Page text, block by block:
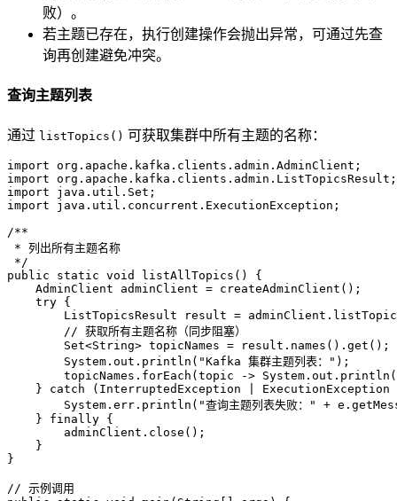
败）。
若主题已存在，执行创建操作会抛出异常，可通过先查
询再创建避免冲突。
查询主题列表
通过 listTopics() 可获取集群中所有主题的名称：
import
import
import
import java.util.concurrent.ExecutionException;
/**
* 列出所有主题名称
*/
public
static void listAllTopics ()
{
AdminClient
adminClient = createAdminClient();
try {
ListTopicsResult
result =
// 获取所有主题名称（同步阻塞）
        Set<String> topicNames = result.names().get();
        System.out.println(
"Kafka 集群主题列表：" );
        topicNames.forEach(topic -> System.out.println(
    }
catch (InterruptedException |
        System.err.println(
"查询主题列表失败："
+
    }
finally {
        adminClient.close();
    }
}
// 示例调用